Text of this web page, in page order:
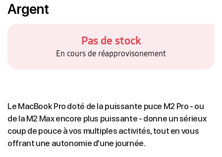
Argent
Pas de stock
En cours de réapprovisonement
Le MacBook Pro doté de la puissante puce M2 Pro - ou
de la M2 Max encore plus puissante - donne un sérieux
coup de pouce à vos multiples activités, tout en vous
offrant une autonomie d'une journée.